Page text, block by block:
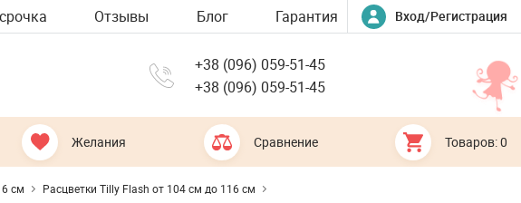
Отзывы Блог Гарантия Вход/Регистрация
+38 (096) 059-51-45
+38 (096) 059-51-45
Желания Сравнение Товаров: 0
см
Расцветки Tilly Flash от 104 см до 116 см